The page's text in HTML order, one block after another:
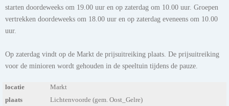
starten doordeweeks om 19.00 uur en op zaterdag om 10.00 uur. Groepen
vertrekken doordeweeks om 18.00 uur en op zaterdag eveneens om 10.00
uur.
Op zaterdag vindt op de Markt de prijsuitreiking plaats. De prijsuitreiking
voor de minioren wordt gehouden in de speeltuin tijdens de pauze.
locatie
Markt
plaats
Lichtenvoorde (gem. Oost_Gelre)